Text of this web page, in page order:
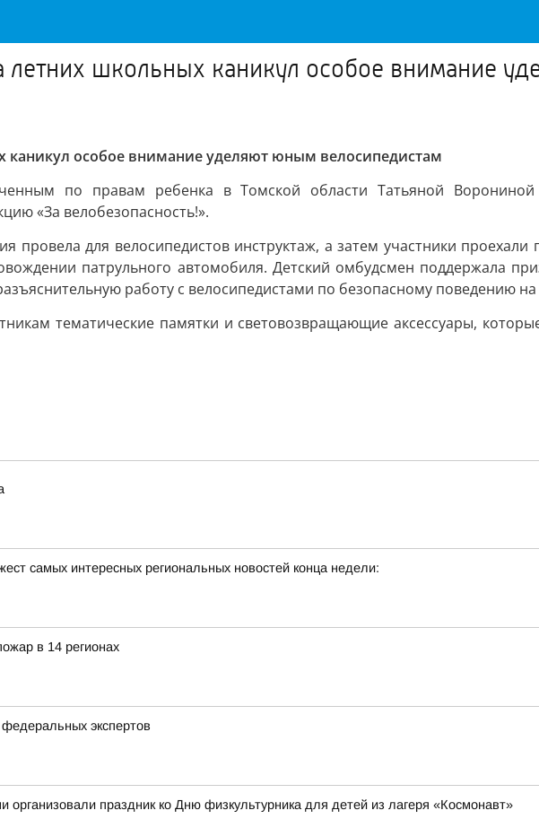
летних школьных каникул особое внимание
особое внимание уделяют юным велосипедистам
по правам ребенка в Томской области Татьяной
«За велобезопасность!».
провела для велосипедистов инструктаж, а затем участники
патрульного автомобиля. Детский омбудсмен поддержала
работу с велосипедистами по безопасному поведению
тематические памятки и световозвращающие аксессуары,
самых интересных региональных новостей конца недели:
в 14 регионах
экспертов
организовали праздник ко Дню физкультурника для детей из лагеря «Космонавт»